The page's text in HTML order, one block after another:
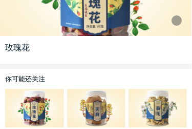
玫瑰花
你可能还关注